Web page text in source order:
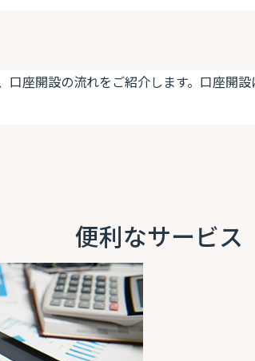
座開設の流れをご紹介します。口座開
便利なサービス